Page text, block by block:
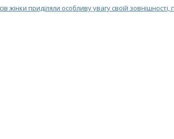
жінки приділяли особливу увагу своїй